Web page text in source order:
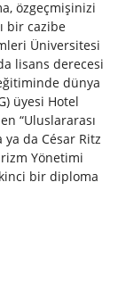
özgeçmişinizi
bir cazibe
Üniversitesi
lisans derecesi
dünya
üyesi Hotel
“Uluslararası
da César Ritz
Yönetimi
bir diploma